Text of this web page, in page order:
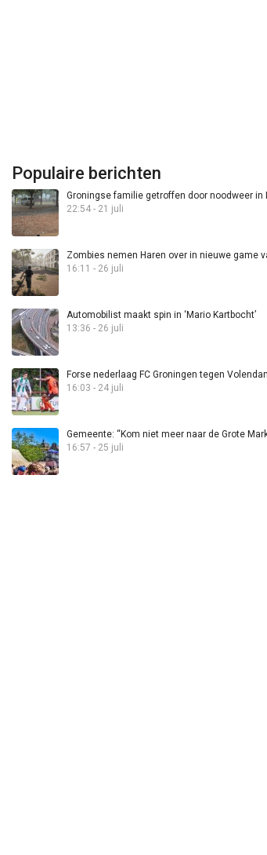
Populaire berichten
Groningse familie getroffen door noodweer in
22:54 - 21 juli
Zombies nemen Haren over in nieuwe game
16:11 - 26 juli
Automobilist maakt spin in ‘Mario Kartbocht’
13:36 - 26 juli
Forse nederlaag FC Groningen tegen
16:03 - 24 juli
Gemeente: “Kom niet meer naar de Grote
16:57 - 25 juli